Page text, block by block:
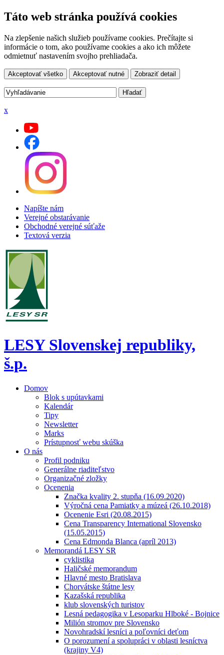
Táto web stránka používá cookies
Na zlepšenie našich služieb používame cookies. Prečítajte si
informácie o tom, ako používame cookies a ako ich môžete
odmietnuť nastavením svojho prehliadača.
Akceptovať všetko Akceptovať nutné Zobraziť detail
x
Napíšte nám
Verejné obstarávanie
Obchodné verejné súťaže
Textová verzia
LESY Slovenskej republiky,
š.p.
Domov
Blok s upútavkami
Kalendár
Tipy
Newsletter
Marks
Prístupnosť webu skúška
O nás
Profil podniku
Generálne riaditeľstvo
Organizačné zložky
Ocenenia
Značka kvality 2. stupňa (16.09.2020)
Výročná cena Pamiatky a múzeá (26.10.2018)
Ocenenie Esri (20.08.2015)
Cena Transparency International Slovensko
(15.05.2015)
Cena Edmonda Blanca (apríl 2013)
Memorandá LESY SR
cyklistika
Haličské memorandum
Hlavné mesto Bratislava
Chorvátske štátne lesy
Kazašská republika
klub slovenských turistov
Lesná pedagogika v Lesoparku Hlboké - Bojnice
Milión stromov pre Slovensko
Novohradskí lesníci a poľovníci deťom
O porozumení a spolupráci v oblasti lesníctva
(krajiny V4)